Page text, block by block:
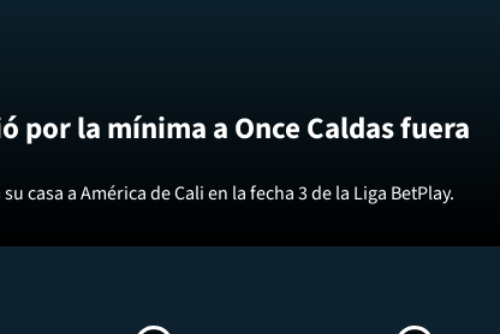
por la mínima a Once Caldas fuera
casa a América de Cali en la fecha 3 de la Liga BetPlay.